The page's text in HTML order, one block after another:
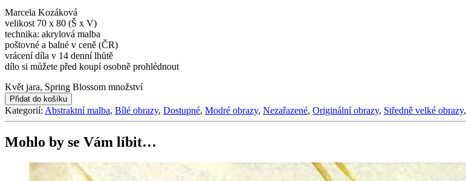
Marcela Kozáková
velikost 70 x 80 (Š x V)
technika: akrylová malba
poštovné a balné v ceně (ČR)
vrácení díla v 14 denní lhůtě
dílo si můžete před koupí osobně prohlédnout
Květ jara, Spring Blossom množství
Přidat do košíku
Kategorií: Abstraktní malba, Bílé obrazy, Dostupné, Modré obrazy, Nezařazené, Originální obrazy, Středně velké obrazy,
Mohlo by se Vám líbit…